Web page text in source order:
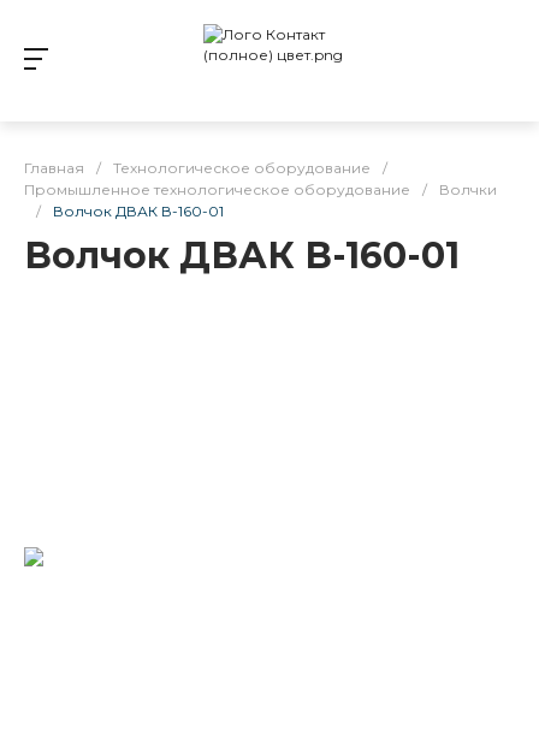
Главная / Технологическое оборудование
/
Промышленное технологическое оборудование
/
Волчки
/
Волчок ДВАК В-160-01
Волчок ДВАК В-160-01